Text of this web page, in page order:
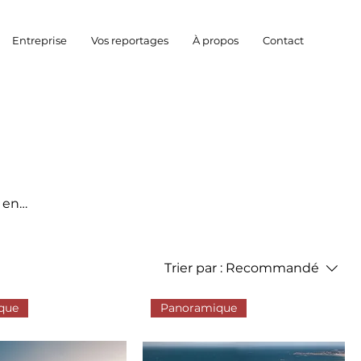
Entreprise Vos reportages À propos Contact
Trier par : Recommandé
Panoramique